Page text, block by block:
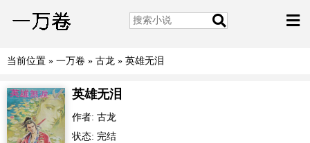
当前位置 » 一万卷 » 古龙 » 英雄无泪
英雄无泪
作者: 古龙
状态: 完结